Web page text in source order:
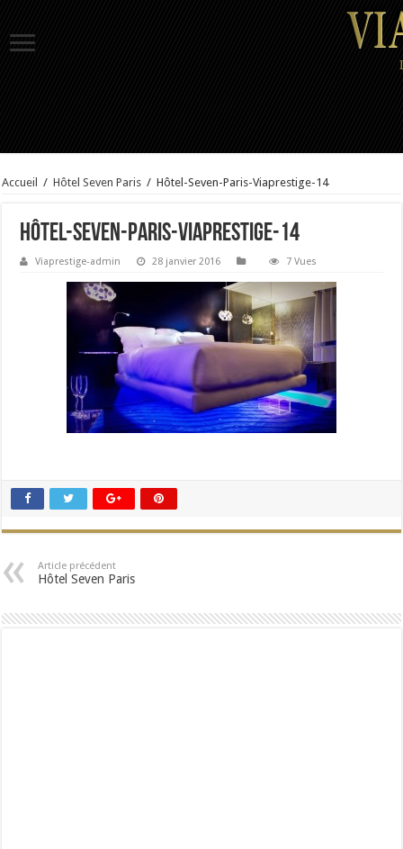
Accueil / Hôtel Seven Paris / Hôtel-Seven-Paris-Viaprestige-14
Hôtel-Seven-Paris-Viaprestige-14
Viaprestige-admin 28 janvier 2016 7 Vues
Article précédent
Hôtel Seven Paris